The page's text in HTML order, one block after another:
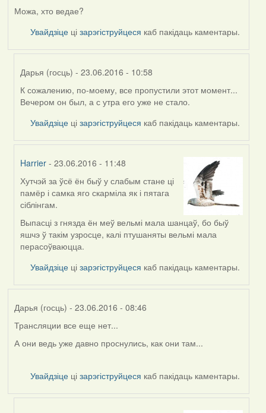
Можа, хто ведае?
Увайдзіце цізарэгіструйцеся каб пакідаць каментары.
Дарья (госць) - 23.06.2016 - 10:58
In
reply
Павел
К сожалению, по-моему, все пропустили этот момент...
Вечером он был, а с утра его уже не стало.
Увайдзіце цізарэгіструйцеся каб пакідаць каментары.
Harrier - 23.06.2016 - 11:48
In
reply
to
by
Павел
(госць)
Хутчэй за ўсё ён быў у слабым стане ці
памёр і самка яго скарміла як і пятага
сіблінгам.
Выпасці з гнязда ён меў вельмі мала шанцаў, бо быў
яшчэ ў такім узросце, калі птушаняты вельмі мала
перасоўваюцца.
Увайдзіце цізарэгіструйцеся каб пакідаць каментары.
Дарья (госць) - 23.06.2016 - 08:46
Трансляции все еще нет...
А они ведь уже давно проснулись, как они там...
Увайдзіце цізарэгіструйцеся каб пакідаць каментары.